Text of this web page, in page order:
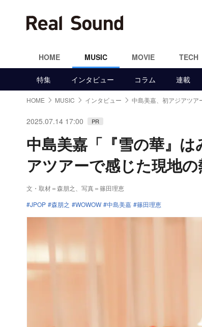
HOME MUSIC MOVIE TECH
特集 インタビュー コラム 連載
HOME MUSIC インタビュー 中島美嘉、初アジアツア
2025.07.14 17:00 PR
中島美嘉「『雪の華』
アツアーで感じた現地
文・取材＝森朋之
写真＝篠田理恵
JPOP
森朋之 WOWOW 中島美嘉 篠田理恵